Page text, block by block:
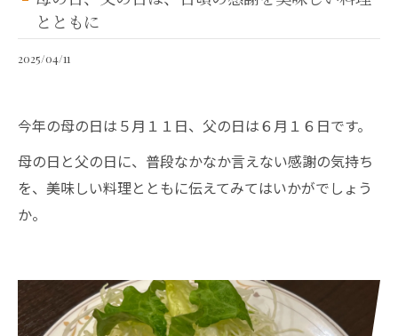
とともに
2025/04/11
今年の母の日は５月１１日、父の日は６月１６日です。
母の日と父の日に、普段なかなか言えない感謝の気持ち
を、美味しい料理とともに伝えてみてはいかがでしょう
か。